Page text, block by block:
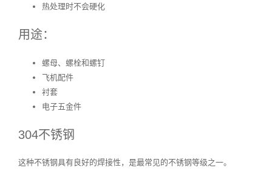
热处理时不会硬化
用途：
螺母、螺栓和螺钉
飞机配件
衬套
电子五金件
304不锈钢
这种不锈钢具有良好的焊接性，是最常见的不锈钢等级之一。